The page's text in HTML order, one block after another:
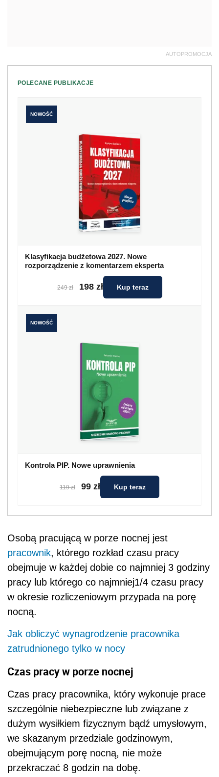
AUTOPROMOCJA
POLECANE PUBLIKACJE
NOWOŚĆ
Klasyfikacja budżetowa 2027. Nowe
rozporządzenie z komentarzem eksperta
249 zł 198 zł Kup teraz
NOWOŚĆ
Kontrola PIP. Nowe uprawnienia
119 zł 99 zł Kup teraz
Osobą pracującą w porze nocnej jest
pracownik, którego rozkład czasu pracy
obejmuje w każdej dobie co najmniej 3 godziny
pracy lub którego co najmniej1/4 czasu pracy
w okresie rozliczeniowym przypada na porę
nocną.
Jak obliczyć wynagrodzenie pracownika
zatrudnionego tylko w nocy
Czas pracy w porze nocnej
Czas pracy pracownika, który wykonuje prace
szczególnie niebezpieczne lub związane z
dużym wysiłkiem fizycznym bądź umysłowym,
we skazanym przedziale godzinowym,
obejmującym porę nocną, nie może
przekraczać 8 godzin na dobę.